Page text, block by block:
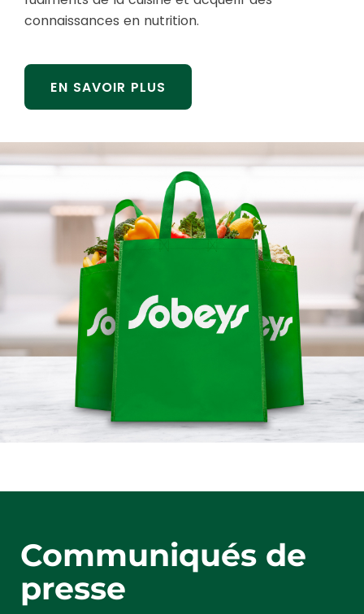
connaissances en nutrition.
EN SAVOIR PLUS
Communiqués de
presse